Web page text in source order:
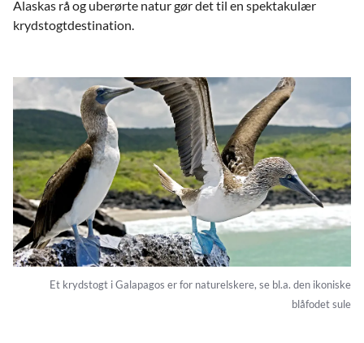
Alaskas rå og uberørte natur gør det til en spektakulær
krydstogtdestination.
Et krydstogt i Galapagos er for naturelskere, se bl.a. den ikoniske
blåfodet sule